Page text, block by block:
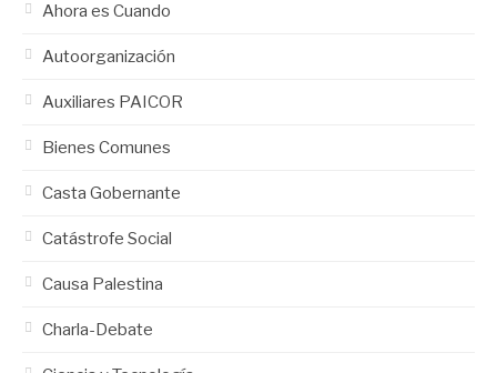
Ahora es Cuando
Autoorganización
Auxiliares PAICOR
Bienes Comunes
Casta Gobernante
Catástrofe Social
Causa Palestina
Charla-Debate